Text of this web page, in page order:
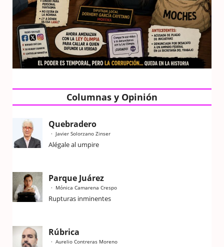
Columnas y Opinión
Quebradero
Javier Solorzano Zinser
Alégale al umpire
Parque Juárez
Mónica Camarena Crespo
Rupturas inminentes
Rúbrica
Aurelio Contreras Moreno